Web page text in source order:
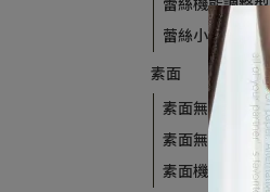
蕾絲小可愛
素面
素面無痕
素面無鋼圈
素面機能調整型